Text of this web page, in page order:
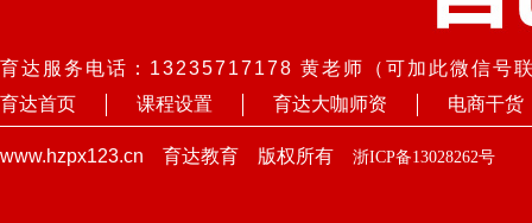
育达服务电话：13235717178 黄老师（可加此微信号
育达首页
课程设置 育达大咖师资 电商干货
www.hzpx123.cn 育达教育 版权所有 浙ICP备13028262号